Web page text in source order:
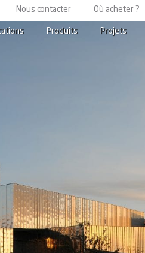
Nous contacter Où acheter ?
Produits Projets